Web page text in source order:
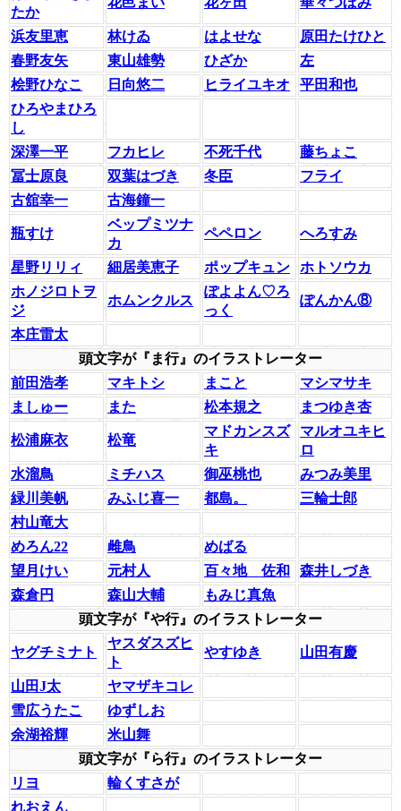
たか
浜友里恵 林けゐ はよせな
原田たけひと
春野友矢
東山雄勢 ひざか
左
桧野ひなこ
日向悠二 ヒライユキオ
平田和也
ひろやまひろ
し
深澤一平
フカヒレ 不死千代
藤ちょこ
冨士原良
双葉はづき 冬臣
フライ
古舘幸一
古海鐘一
瓶すけ
ベップミツナ
カ
ペペロン へろすみ
星野リリィ 細居美恵子 ポップキュン
ホトソウカ
ホノジロトヲ
ジ
ホムンクルス
ぽよよん♡ろ
っく
ぽんかん⑧
本庄雷太
頭文字が『ま行』のイラストレーター
前田浩孝
マキトシ まこと
マシマサキ
ましゅー
また 松本規之 まつゆき杏
松浦麻衣 松竜
マドカンスズ
キ
マルオユキヒ
ロ
水溜鳥
ミチハス 御巫桃也
みつみ美里
緑川美帆
みふじ喜一 都島。
三輪士郎
村山竜大
めろん22
雌鳥
めばる
望月けい
元村人 百々地 佐和
森井しづき
森倉円
森山大輔
もみじ真魚
頭文字が『や行』のイラストレーター
ヤグチミナト
ヤスダスズヒ
ト
やすゆき 山田有慶
山田J太
ヤマザキコレ
雪広うたこ
ゆずしお
余湖裕輝
米山舞
頭文字が『ら行』のイラストレーター
リヨ
輪くすさが
れおえん